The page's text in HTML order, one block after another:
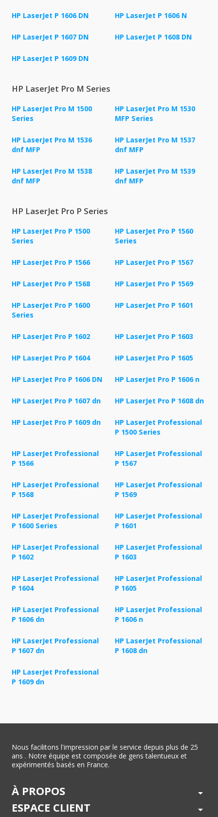
HP LaserJet P 1606 DN HP LaserJet P 1606 N
HP LaserJet P 1607 DN HP LaserJet P 1608 DN
HP LaserJet P 1609 DN
HP LaserJet Pro M Series
HP LaserJet Pro M 1500
Series
HP LaserJet Pro M 1530
MFP Series
HP LaserJet Pro M 1536
dnf MFP
HP LaserJet Pro M 1537
dnf MFP
HP LaserJet Pro M 1538
dnf MFP
HP LaserJet Pro M 1539
dnf MFP
HP LaserJet Pro P Series
HP LaserJet Pro P 1500
Series
HP LaserJet Pro P 1560
Series
HP LaserJet Pro P 1566 HP LaserJet Pro P 1567
HP LaserJet Pro P 1568 HP LaserJet Pro P 1569
HP LaserJet Pro P 1600
Series
HP LaserJet Pro P 1601
HP LaserJet Pro P 1602 HP LaserJet Pro P 1603
HP LaserJet Pro P 1604 HP LaserJet Pro P 1605
HP LaserJet Pro P 1606 DN HP LaserJet Pro P 1606 n
HP LaserJet Pro P 1607 dn HP LaserJet Pro P 1608 dn
HP LaserJet Pro P 1609 dn
HP LaserJet Professional
P 1500 Series
HP LaserJet Professional
P 1566
HP LaserJet Professional
P 1567
HP LaserJet Professional
P 1568
HP LaserJet Professional
P 1569
HP LaserJet Professional
P 1600 Series
HP LaserJet Professional
P 1601
HP LaserJet Professional
P 1602
HP LaserJet Professional
P 1603
HP LaserJet Professional
P 1604
HP LaserJet Professional
P 1605
HP LaserJet Professional
P 1606 dn
HP LaserJet Professional
P 1606 n
HP LaserJet Professional
P 1607 dn
HP LaserJet Professional
P 1608 dn
HP LaserJet Professional
P 1609 dn
Nous facilitons l'impression par le service depuis plus de 25
ans . Notre équipe est composée de gens talentueux et
expérimentés basés en France.
À PROPOS arrow_drop_down
ESPACE CLIENT arrow_drop_down